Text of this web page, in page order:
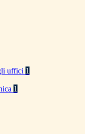
uffici 1
1